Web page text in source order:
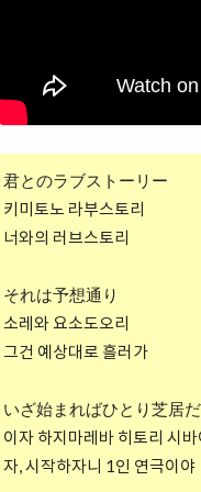
君とのラブストーリー
키미토노 라부스토리
너와의 러브스토리
それは予想通り
소레와 요소도오리
그건 예상대로 흘러가
いざ始まればひとり芝居だ
이자 하지마레바 히토리 시
자, 시작하자니 1인 연극이야